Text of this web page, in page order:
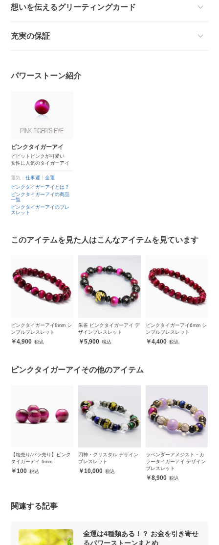
想いを伝えるグリーティングカード
充実の保証
パワーストーン紹介
ピンクタイガーアイ
ビビットピンクが可愛い
女性に人気のタイガーアイ
運気：仕事運 ｜金運
ピンクタイガーアイとは？
ピンクタイガーアイの商品
一覧
ピンクタイガーアイのブレ
スレット
このアイテムを見た人はこんなアイテムを見ています
ピンクタイガーアイ8mm シ
ンプルブレスレット
4,900
朱雀 ピンクタイガーアイ デ
ザインブレスレット
5,900
ピンクタイガーアイ6mm シ
ンプルブレスレット
4,400
ピンクタイガーアイその他のアイテム
【粒売り/バラ売り】ピンク
タイガーアイ 6mm
100
四神・クリスタル デザイン
ブレスレット
10,000
ラベンダーアメジスト・カ
ラータイガーアイ デザイン
ブレスレット
8,900
関連する記事
金運は4種類ある！？ お金を引き寄せ
るパワーストーンまとめ